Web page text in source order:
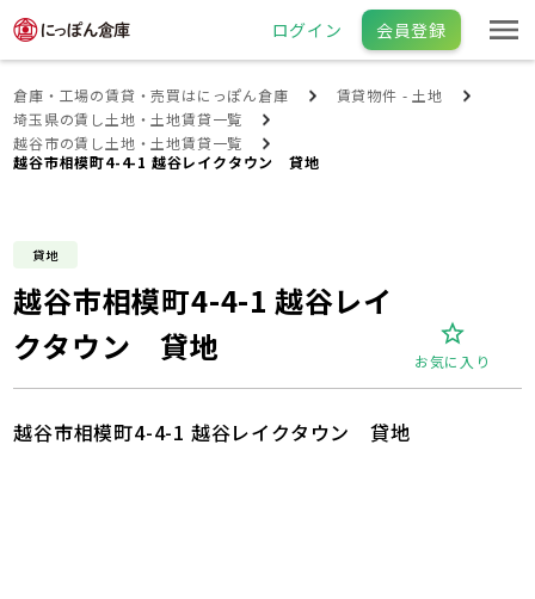
ログイン 会員登録
倉庫・工場の賃貸・売買はにっぽん倉庫
賃貸物件 - 土地
埼玉県の賃し土地・土地賃貸一覧
越谷市の賃し土地・土地賃貸一覧
越谷市相模町4-4-1 越谷レイクタウン 貸地
貸地
越谷市相模町4-4-1 越谷レイ
クタウン 貸地
お気に入り
越谷市相模町4-4-1 越谷レイクタウン 貸地